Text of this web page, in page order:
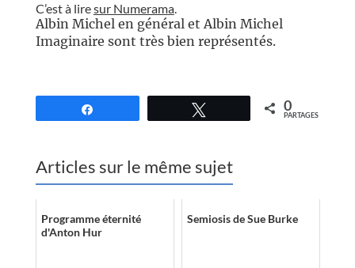
C’est à liresur Numerama.
Albin Michel en général et Albin Michel
Imaginaire sont très bien représentés.
0
PARTAGES
Articles sur le même sujet
Programme éternité
d'Anton Hur
Semiosis de Sue Burke